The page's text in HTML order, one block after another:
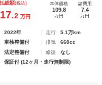
ラス
総額(税込)
2 万円
本体価格
109.8
万円
諸費用
7.4
万円
2022年 走行
5.1万km
車検整備付 排気
660cc
法定整備付 修復
なし
保証付 (12ヶ月・走行無制限)